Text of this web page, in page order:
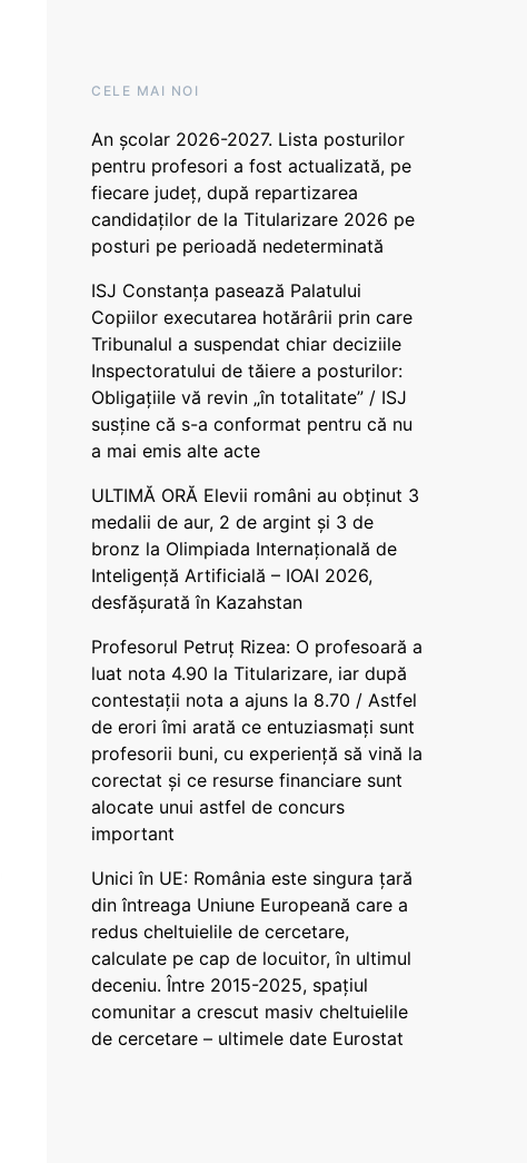
CELE MAI NOI
An școlar 2026-2027. Lista posturilor
pentru profesori a fost actualizată, pe
fiecare județ, după repartizarea
candidaților de la Titularizare 2026 pe
posturi pe perioadă nedeterminată
ISJ Constanța pasează Palatului
Copiilor executarea hotărârii prin care
Tribunalul a suspendat chiar deciziile
Inspectoratului de tăiere a posturilor:
Obligațiile vă revin „în totalitate” / ISJ
susține că s-a conformat pentru că nu
a mai emis alte acte
ULTIMĂ ORĂ Elevii români au obținut 3
medalii de aur, 2 de argint și 3 de
bronz la Olimpiada Internațională de
Inteligență Artificială – IOAI 2026,
desfășurată în Kazahstan
Profesorul Petruț Rizea: O profesoară a
luat nota 4.90 la Titularizare, iar după
contestații nota a ajuns la 8.70 / Astfel
de erori îmi arată ce entuziasmați sunt
profesorii buni, cu experiență să vină la
corectat și ce resurse financiare sunt
alocate unui astfel de concurs
important
Unici în UE: România este singura țară
din întreaga Uniune Europeană care a
redus cheltuielile de cercetare,
calculate pe cap de locuitor, în ultimul
deceniu. Între 2015-2025, spațiul
comunitar a crescut masiv cheltuielile
de cercetare – ultimele date Eurostat